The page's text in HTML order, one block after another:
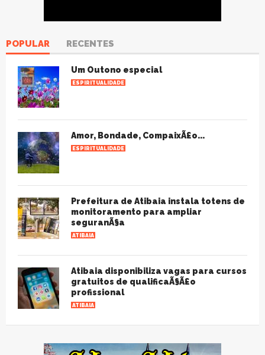
POPULAR RECENTES
Um Outono especial
ESPIRITUALIDADE
Amor, Bondade, CompaixÃ£o...
ESPIRITUALIDADE
Prefeitura de Atibaia instala totens de
monitoramento para ampliar
seguranÃ§a
ATIBAIA
Atibaia disponibiliza vagas para cursos
gratuitos de qualificaÃ§Ã£o
profissional
ATIBAIA